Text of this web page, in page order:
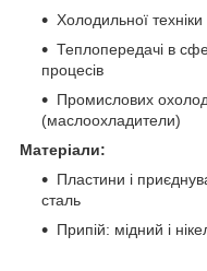
Холодильної техніки
Теплопередачі в
процесів
Промислових
(маслоохладители)
Матеріали:
Пластини і
сталь
Припій: мідний і